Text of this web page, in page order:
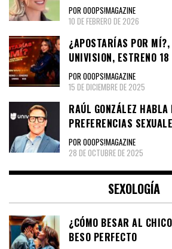
POR OOOPS!MAGAZINE
10 DE FEBRERO DE 2026
¿APOSTARÍAS POR
UNIVISION, ESTRENO 18
POR OOOPS!MAGAZINE
15 DE DICIEMBRE DE 2025
RAÚL GONZÁLEZ HABLA
PREFERENCIAS
POR OOOPS!MAGAZINE
28 DE OCTUBRE DE 2025
SEXOLOGÍA
¿CÓMO BESAR AL
BESO PERFECTO